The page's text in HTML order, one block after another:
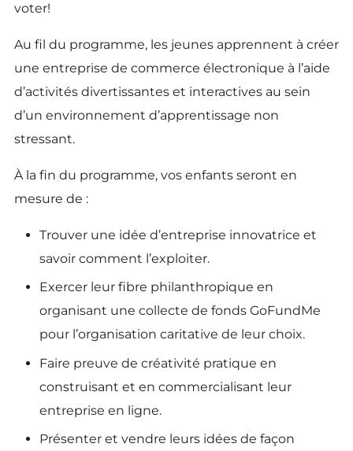
voter!
Au fil du programme, les jeunes apprennent à créer
une entreprise de commerce électronique à l’aide
d’activités divertissantes et interactives au sein
d’un environnement d’apprentissage non
stressant.
À la fin du programme, vos enfants seront en
mesure de :
Trouver une idée d’entreprise innovatrice et
savoir comment l’exploiter.
Exercer leur fibre philanthropique en
organisant une collecte de fonds GoFundMe
pour l’organisation caritative de leur choix.
Faire preuve de créativité pratique en
construisant et en commercialisant leur
entreprise en ligne.
Présenter et vendre leurs idées de façon